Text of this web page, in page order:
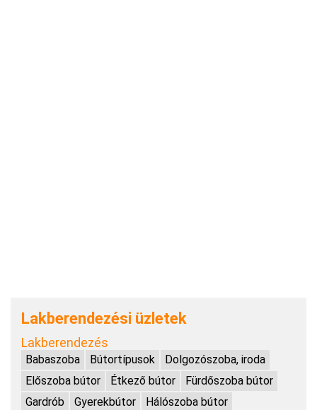
Lakberendezési üzletek
Lakberendezés
Babaszoba Bútortípusok
Dolgozószoba, iroda
Előszoba bútor
Étkező bútor
Fürdőszoba bútor
Gardrób
Gyerekbútor
Hálószoba bútor